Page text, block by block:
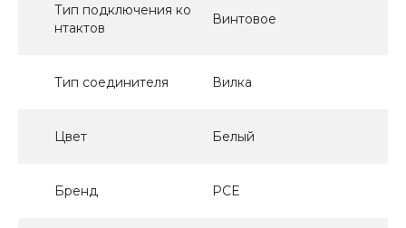
Тип подключения ко
нтактов
Винтовое
Тип соединителя Вилка
Цвет Белый
Бренд PCE